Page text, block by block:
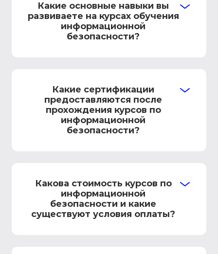
Какие основные навыки вы
развиваете на курсах обучения
информационной
безопасности?
Какие сертификации
предоставляются после
прохождения курсов по
информационной
безопасности?
Какова стоимость курсов по
информационной
безопасности и какие
существуют условия оплаты?